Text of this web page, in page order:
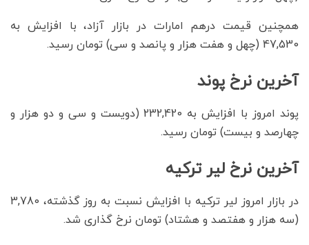
همچنین قیمت درهم امارات در بازار آزاد، با افزایش به
47,530 (چهل و هفت هزار و پانصد و سی) تومان رسید.
آخرین نرخ پوند
پوند امروز با افزایش به 232,420 (دویست و سی و دو هزار و
چهارصد و بیست) تومان رسید.
آخرین نرخ لیر ترکیه
در بازار امروز لیر ترکیه با افزایش نسبت به روز گذشته، 3,780
(سه هزار و هفتصد و هشتاد) تومان نرخ گذاری شد.